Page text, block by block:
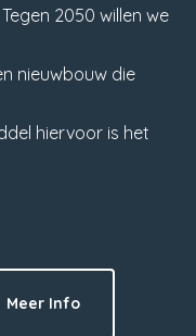
2050 willen we
nieuwbouw die
hiervoor is het
Meer Info